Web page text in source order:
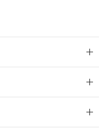
が、当社の製
、
の「1.共同利
含有証明書
基準）
有を証明す
を証明する